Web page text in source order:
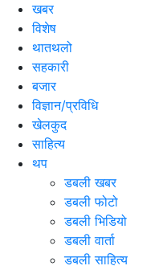
खबर
विशेष
थातथलो
सहकारी
बजार
विज्ञान/प्रविधि
खेलकुद
साहित्य
थप
डबली खबर
डबली फोटो
डबली भिडियो
डबली वार्ता
डबली साहित्य